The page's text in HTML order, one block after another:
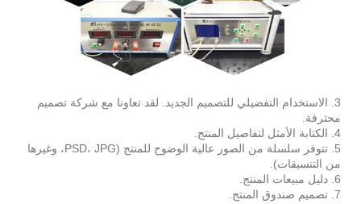
3. الاستخدام التفضيلي للتصميم الجديد. لقد تعاونا مع شركة تصميم
محترفة.
4. الكتابة الأمثل لتفاصيل المنتج.
5. تتوفر سلسلة من الصور عالية الوضوح للمنتج (PSD، JPG، وغيرها
من التنسيقات).
6. دليل مبيعات المنتج.
7. تصميم صندوق المنتج.